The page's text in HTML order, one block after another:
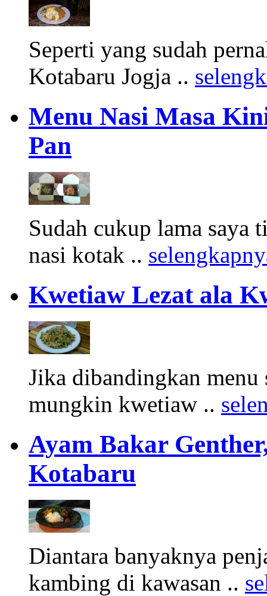
Seperti yang sudah
Kotabaru Jogja ..
Menu Nasi Masa
Pan
Sudah cukup lama saya
nasi kotak ..
Kwetiaw Lezat ala
Jika dibandingkan menu
mungkin kwetiaw ..
Ayam Bakar
Kotabaru
Diantara banyaknya
kambing di kawasan ..